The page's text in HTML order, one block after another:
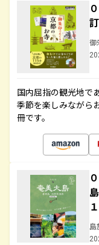
御
国内屈指の観光地で
季節を楽しみながら
冊です。
島